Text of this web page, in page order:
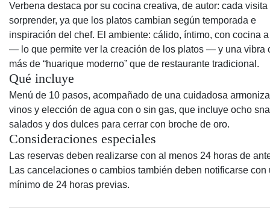
Verbena destaca por su cocina creativa, de autor: cada
sorprender, ya que los platos cambian según temporada e
inspiración del chef. El ambiente: cálido, íntimo, con cocina
— lo que permite ver la creación de los platos — y una vibra
más de “huarique moderno” que de restaurante tradicional.
Qué incluye
Menú de 10 pasos, acompañado de una cuidadosa
vinos y elección de agua con o sin gas, que incluye ocho
salados y dos dulces para cerrar con broche de oro.
Consideraciones especiales
Las reservas deben realizarse con al menos 24 horas de
Las cancelaciones o cambios también deben notificarse con
mínimo de 24 horas previas.